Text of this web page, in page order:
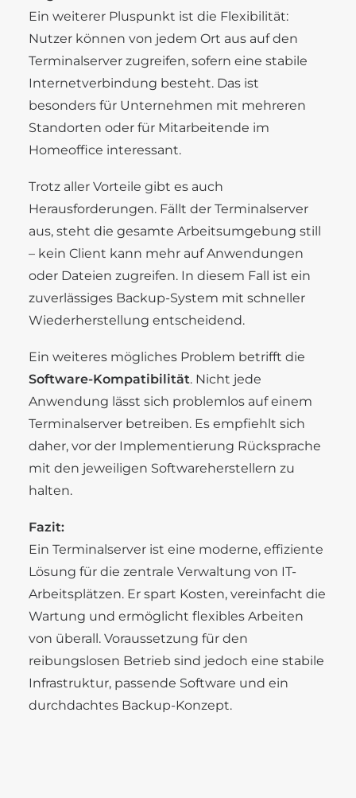
Ein weiterer Pluspunkt ist die Flexibilität:
Nutzer können von jedem Ort aus auf den
Terminalserver zugreifen, sofern eine stabile
Internetverbindung besteht. Das ist
besonders für Unternehmen mit mehreren
Standorten oder für Mitarbeitende im
Homeoffice interessant.
Trotz aller Vorteile gibt es auch
Herausforderungen. Fällt der Terminalserver
aus, steht die gesamte Arbeitsumgebung still
– kein Client kann mehr auf Anwendungen
oder Dateien zugreifen. In diesem Fall ist ein
zuverlässiges Backup-System mit schneller
Wiederherstellung entscheidend.
Ein weiteres mögliches Problem betrifft die
Software-Kompatibilität. Nicht jede
Anwendung lässt sich problemlos auf einem
Terminalserver betreiben. Es empfiehlt sich
daher, vor der Implementierung Rücksprache
mit den jeweiligen Softwareherstellern zu
halten.
Fazit:
Ein Terminalserver ist eine moderne, effiziente
Lösung für die zentrale Verwaltung von IT-
Arbeitsplätzen. Er spart Kosten, vereinfacht die
Wartung und ermöglicht flexibles Arbeiten
von überall. Voraussetzung für den
reibungslosen Betrieb sind jedoch eine stabile
Infrastruktur, passende Software und ein
durchdachtes Backup-Konzept.